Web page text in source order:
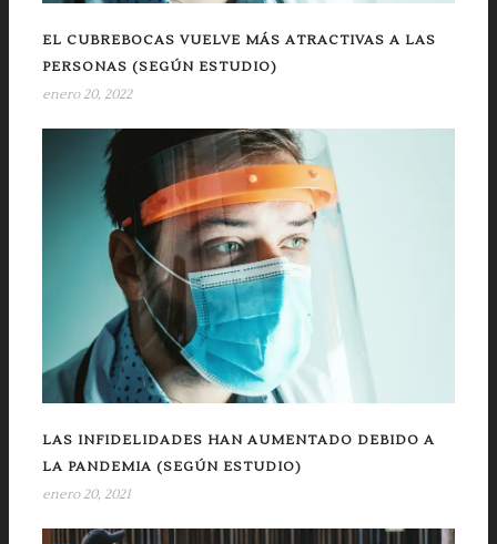
EL CUBREBOCAS VUELVE MÁS ATRACTIVAS A LAS
PERSONAS (SEGÚN ESTUDIO)
enero 20, 2022
LAS INFIDELIDADES HAN AUMENTADO DEBIDO A
LA PANDEMIA (SEGÚN ESTUDIO)
enero 20, 2021